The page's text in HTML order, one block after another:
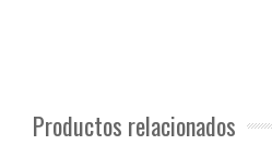
Productos relacionados